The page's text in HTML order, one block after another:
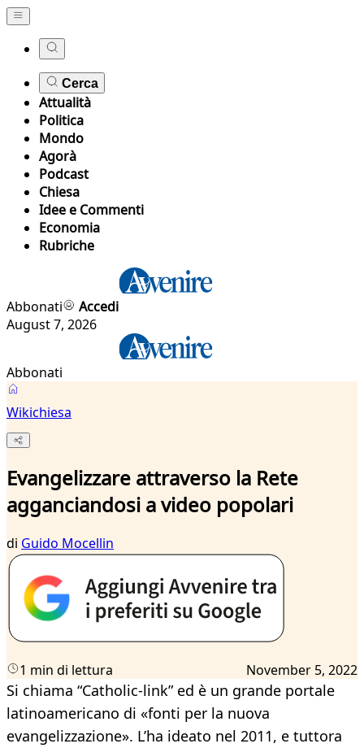
Cerca
Attualità
Politica
Mondo
Agorà
Podcast
Chiesa
Idee e Commenti
Economia
Rubriche
Abbonati
Accedi
August 7, 2026
Abbonati
Wikichiesa
Evangelizzare attraverso la Rete
agganciandosi a video popolari
di Guido Mocellin
1 min di lettura November 5, 2022
Si chiama “Catholic-link” ed è un grande portale
latinoamericano di «fonti per la nuova
evangelizzazione». L’ha ideato nel 2011, e tuttora